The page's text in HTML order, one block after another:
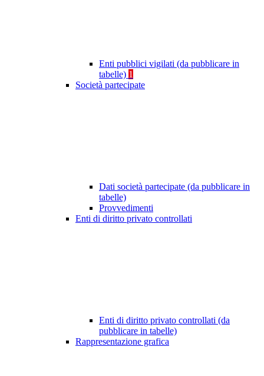
Enti pubblici vigilati (da pubblicare in
tabelle) 1
Società partecipate
Dati società partecipate (da pubblicare in
tabelle)
Provvedimenti
Enti di diritto privato controllati
Enti di diritto privato controllati (da
pubblicare in tabelle)
Rappresentazione grafica